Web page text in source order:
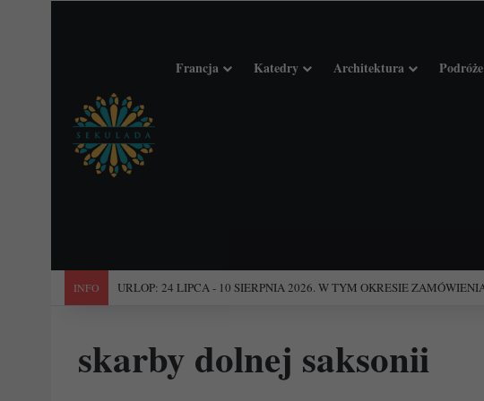
Francja Katedry Architektura Podróże
INFO "Święta Francja". Przewodnik po 101 średniowiecznych kościołach Francji.
skarby dolnej saksonii